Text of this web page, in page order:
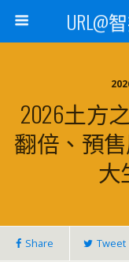
URL@
2026土方
翻倍、預
大
Share Tweet